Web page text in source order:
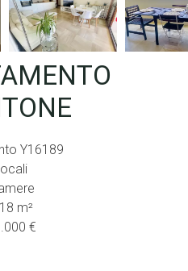
Y16189
m²
€